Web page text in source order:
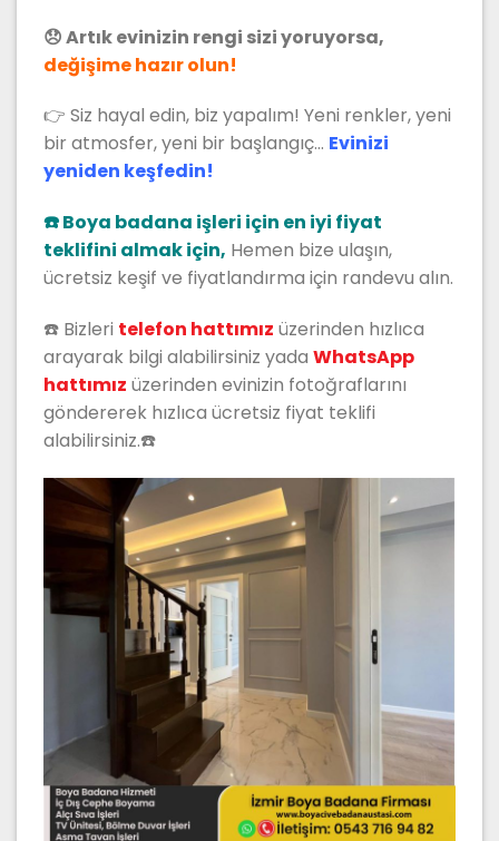
😞 Artık evinizin rengi sizi yoruyorsa,
değişime hazır olun!
👉 Siz hayal edin, biz yapalım! Yeni renkler, yeni
bir atmosfer, yeni bir başlangıç… Evinizi
yeniden keşfedin!
☎️ Boya badana işleri için en iyi fiyat
teklifini almak için, Hemen bize ulaşın,
ücretsiz keşif ve fiyatlandırma için randevu alın.
☎️ Bizleri telefon hattımız üzerinden hızlıca
arayarak bilgi alabilirsiniz yada WhatsApp
hattımız üzerinden evinizin fotoğraflarını
göndererek hızlıca ücretsiz fiyat teklifi
alabilirsiniz.☎️